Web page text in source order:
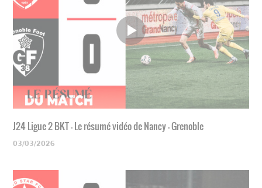
J24 Ligue 2 BKT - Le résumé vidéo de Nancy - Grenoble
03/03/2026